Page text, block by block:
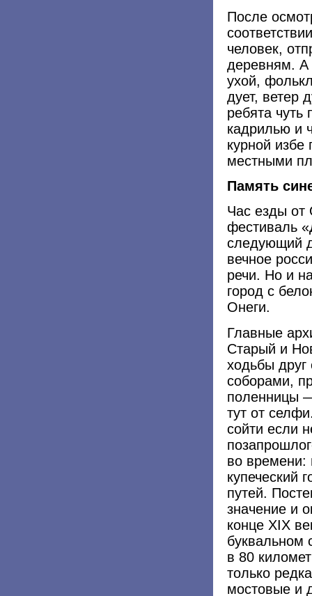
После
человек,
деревням. А
ухой,
дует, ветер
ребята чуть
кадрилью и
курной
местными
Память
Час езды от
фестиваль
следующий
вечное
речи. Но и
город с
Онеги.
Главные
Старый и
ходьбы
соборами,
поленницы
тут от
сойти если
во времени:
купеческий
путей.
значение и
конце XIX
в 80
только
мостовые и